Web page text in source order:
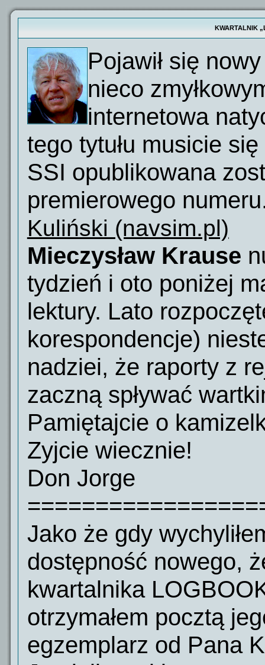
KWARTALNIK
Pojawił się
nieco
internetowa
tego tytułu musicie
SSI opublikowana
premierowego
Kuliński (navsim.pl)
Mieczysław Krause
tydzień i oto poniżej
lektury. Lato
korespondencje)
nadziei, że raporty z
zaczną spływać
Pamiętajcie o
Zyjcie wiecznie!
Don Jorge
Jako że gdy
dostępność nowego,
kwartalnika
otrzymałem pocztą
egzemplarz od Pana